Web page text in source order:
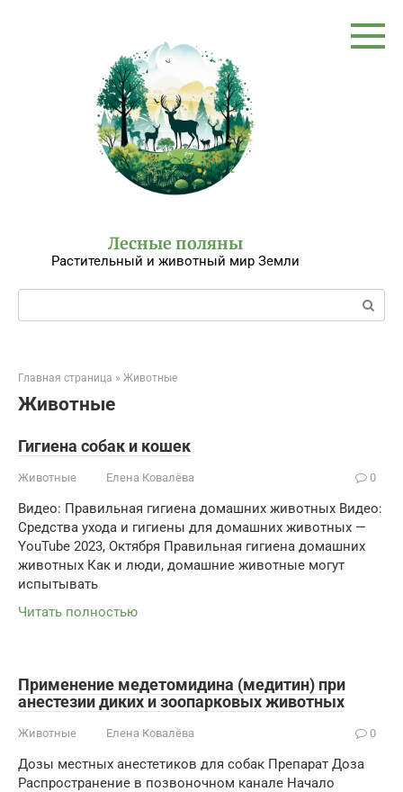
Лесные поляны
Растительный и животный мир Земли
Поиск:
Главная страница » Животные
Животные
Гигиена собак и кошек
Животные Елена Ковалёва 0
Видео: Правильная гигиена домашних животных Видео:
Средства ухода и гигиены для домашних животных —
YouTube 2023, Октября Правильная гигиена домашних
животных Как и люди, домашние животные могут
испытывать
Читать полностью
Применение медетомидина (медитин) при
анестезии диких и зоопарковых животных
Животные Елена Ковалёва 0
Дозы местных анестетиков для собак Препарат Доза
Распространение в позвоночном канале Начало